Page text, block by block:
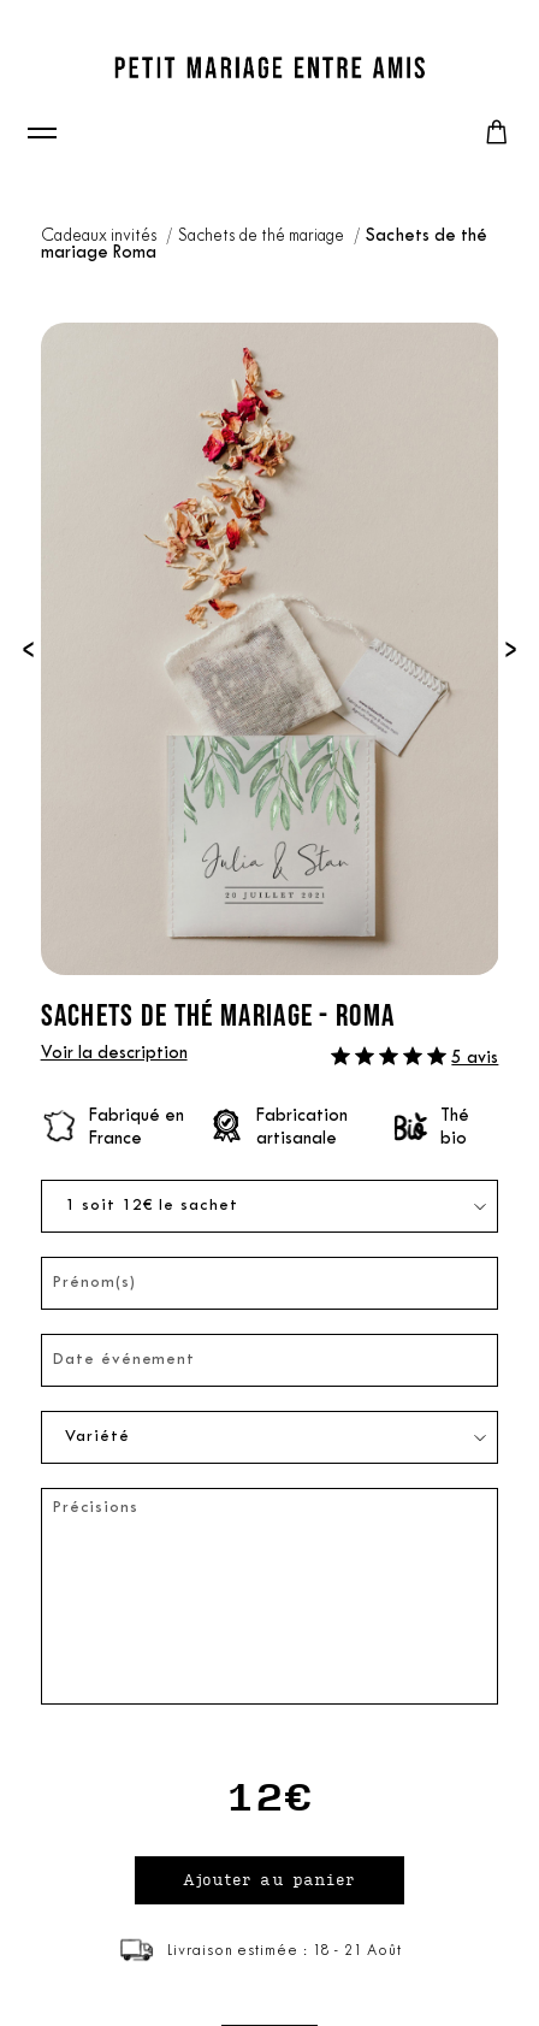
Cadeaux invités Sachets de thé mariage
Sachets de thé
mariage Roma
‹ ›
SACHETS DE THÉ MARIAGE - ROMA
Voir la description 5 avis
Fabriqué en
France
Fabrication
artisanale
Thé
bio
12€
Livraison estimée : 18 - 21 Août